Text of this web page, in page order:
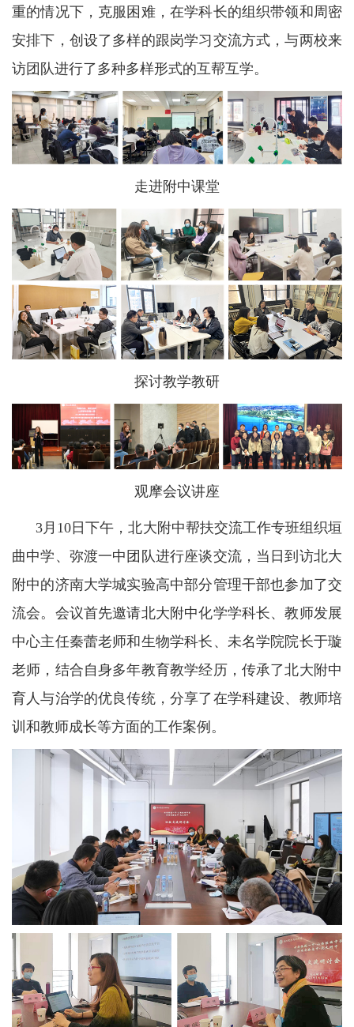
重的情况下，克服困难，在学科长的组织带领和周密
安排下，创设了多样的跟岗学习交流方式，与两校来
访团队进行了多种多样形式的互帮互学。
走进附中课堂
探讨教学教研
观摩会议讲座
3月10日下午，北大附中帮扶交流工作专班组织垣
曲中学、弥渡一中团队进行座谈交流，当日到访北大
附中的济南大学城实验高中部分管理干部也参加了交
流会。会议首先邀请北大附中化学学科长、教师发展
中心主任秦蕾老师和生物学科长、未名学院院长于璇
老师，结合自身多年教育教学经历，传承了北大附中
育人与治学的优良传统，分享了在学科建设、教师培
训和教师成长等方面的工作案例。